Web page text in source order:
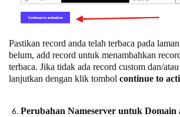
Pastikan record anda telah terbaca pada
belum, add record untuk menambahkan
terbaca. Jika tidak ada record custom dan/atau
lanjutkan dengan klik tombol continue to
Perubahan Nameserver untuk Domain